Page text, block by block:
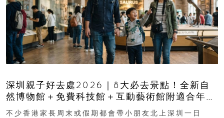
深圳親子好去處2026｜8大必去景點！全新自
然博物館＋免費科技館＋互動藝術館附適合年
齡、交通、門票、開放時間
不少香港家長周末或假期都會帶小朋友北上深圳一日